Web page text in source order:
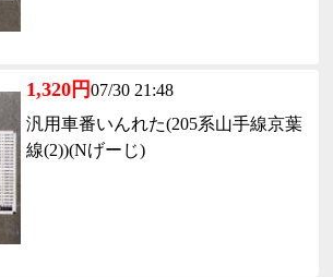
1,320円07/30 21:48
汎用車番いんれた(205系山手線京葉
線(2))(Nげーじ)